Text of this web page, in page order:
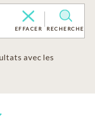
EFFACER RECHERCHE
avec les